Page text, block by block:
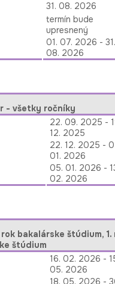
31. 08. 2026
termín bude
upresnený
01. 07. 2026 - 31.
08. 2026
- všetky ročníky
22. 09. 2025 -
12. 2025
22. 12. 2025 -
01. 2026
05. 01. 2026 -
02. 2026
bakalárske štúdium, 1.
štúdium
16. 02. 2026 -
05. 2026
18. 05. 2026 -